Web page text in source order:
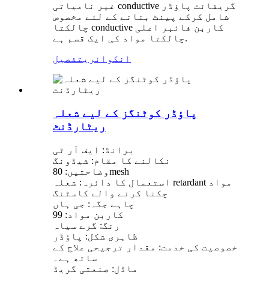
غیر نامیاتی conductive گریفائٹ پاؤڈر
شامل کرکے پینٹ بنانے کے لئے مخصوص
چالکتا conductive کاربن فائبر اعلی
چالکتا مواد کی ایک قسم ہے.
انکوائریتفصیل
پاؤڈر کوٹنگز کے لیے شعلہ
ریٹارڈنٹ
برانڈ: ایف آر ٹی
نکالنے کا مقام: شیڈونگ
وضاحتیں: 80mesh
استعمال کا دائرہ: شعلہ retardant مواد
چکنا کرنے والے کاسٹنگ
چاہے جگہ: جی ہاں
کاربن مواد: 99
رنگ: گرے سیاہ
ظاہری شکل: پاؤڈر
خصوصیت کی خدمت: مقدار ترجیحی علاج کے
ساتھ ہے۔
ماڈل: صنعتی گریڈ